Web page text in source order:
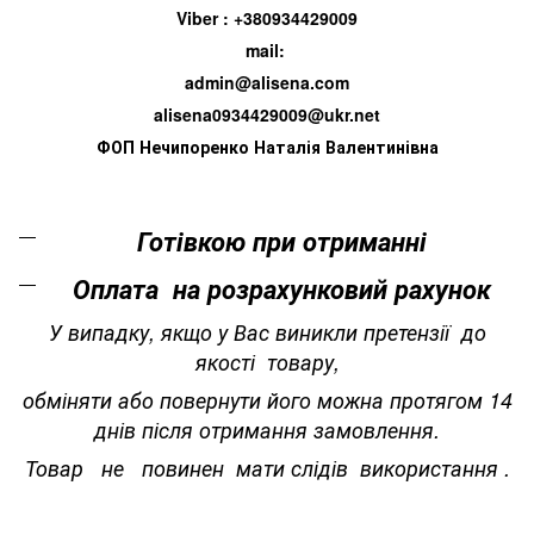
Viber : +380934429009
mail:
admin@alisena.com
alisena0934429009@ukr.net
ФОП Нечипоренко Наталія Валентинівна
Готівкою при отриманні
Оплата на розрахунковий рахунок
У випадку, якщо у Вас виникли претензії до
якості товару,
обміняти або повернути його можна протягом 14
днів після отримання замовлення.
Товар не повинен мати слідів використання .